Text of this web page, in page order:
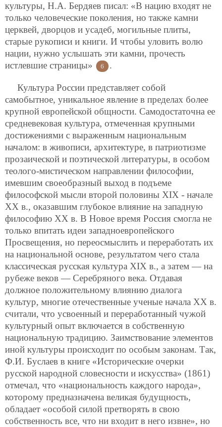
культуры, Н.А. Бердяев писал: «В нацию входят не
только человеческие поколения, но также камни
церквей, дворцов и усадеб, могильные плиты,
старые рукописи и книги. И чтобы уловить волю
нации, нужно услышать эти камни, прочесть
истлевшие страницы»
6 .
Культура России представляет собой
самобытное, уникальное явление в пределах более
крупной европейской общности. Самодостаточна ее
средневековая культура, отмеченная крупными
достижениями с выраженным национальным
началом: в живописи, архитектуре, в патриотизме
прозаической и поэтической литературы, в особом
теолого-мистическом направлении философии,
имевшим своеобразный выход в подъеме
философской мысли второй половины XIX - начале
XX в., оказавшим глубокое влияние на западную
философию XX в. В Новое время Россия смогла не
только впитать идеи западноевропейского
Просвещения, но переосмыслить и переработать их
на национальной основе, результатом чего стала
классическая русская культура XIX в., а затем — на
рубеже веков — Серебряного века. Отдавая
должное положительному влиянию диалога
культур, многие отечественные ученые начала XX в.
считали, что усвоенный и переработанный чужой
культурный опыт включается в собственную
национальную традицию. Заимствование элементов
иной культуры происходит по особым законам. Так,
Ф.И. Буслаев в книге «Исторические очерки
русской народной словесности и искусства» (1861)
отмечал, что «национальность каждого народа»,
которому предназначена великая будущность,
обладает «особой силой претворять в свою
собственность все, что ни входит в него извне», но